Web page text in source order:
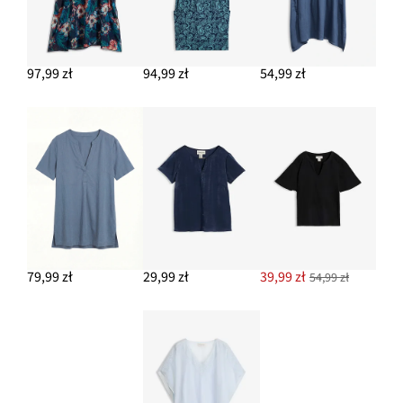
97,99 zł 94,99 zł 54,99 zł
79,99 zł 29,99 zł 39,99 zł 54,99 zł